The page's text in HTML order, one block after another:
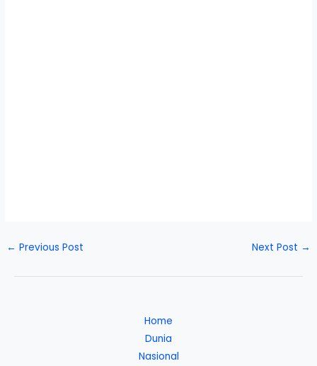
← Previous Post Next Post →
Home
Dunia
Nasional